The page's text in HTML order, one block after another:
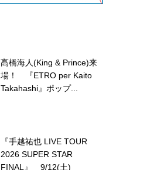
髙橋海人(King & Prince)来
場！ 『ETRO per Kaito
Takahashi』ポップ...
『手越祐也 LIVE TOUR
2026 SUPER STAR
FINAL』 9/12(土)